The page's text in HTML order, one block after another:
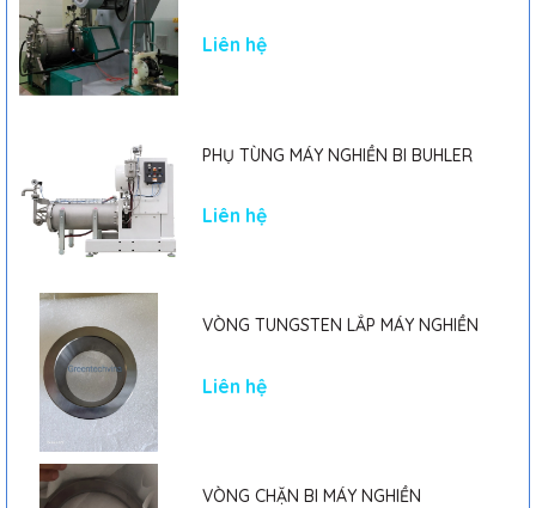
Liên hệ
PHỤ TÙNG MÁY NGHIỀN BI BUHLER
Liên hệ
VÒNG TUNGSTEN LẮP MÁY NGHIỀN
Liên hệ
VÒNG CHẶN BI MÁY NGHIỀN